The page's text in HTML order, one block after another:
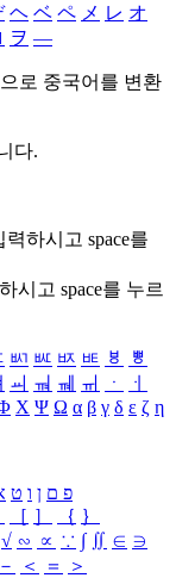
ヘ ベ ペ メ レ オ
ヲ ―
로 중국어를 변환
다.
력하시고 space를
시고 space를 누르
ㅴ ㅵ ㅶ ㅷ ㅸ
ㅹ
ㆉ ㆊ ㆋ ㆌ ㆍ
ㆎ
Χ Ψ Ω α β γ δ ε ζ η
פ ם ן ו ט
［ ］ ｛ ｝
√ ∽ ∝ ∵ ∫ ∬ ∈ ∋
－ ＜ ＝
＞